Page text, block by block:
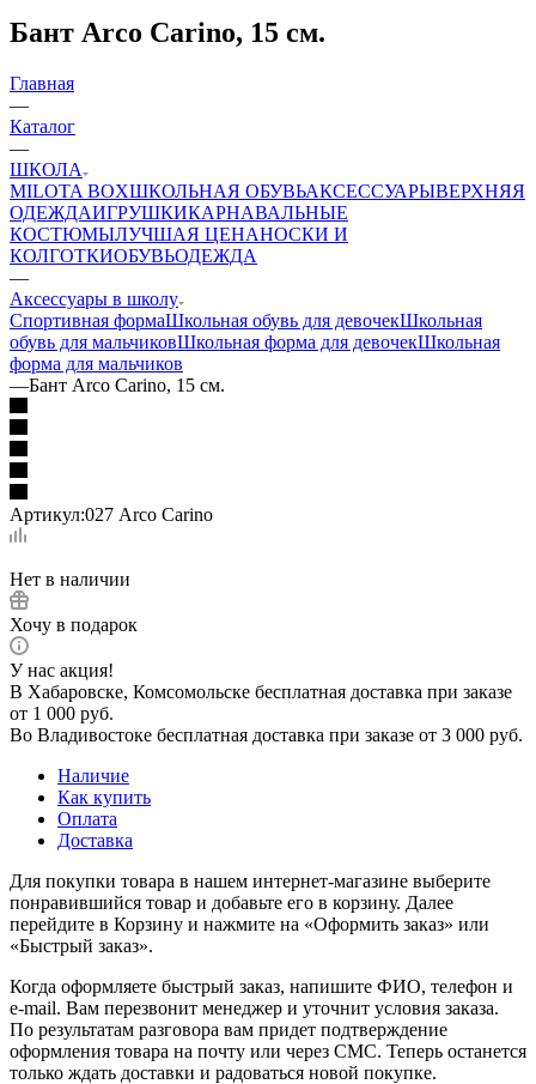
Бант Arco Carino, 15 см.
Главная
—
Каталог
—
ШКОЛА
MILOTA BOXШКОЛЬНАЯ ОБУВЬАКСЕССУАРЫВЕРХНЯЯ
ОДЕЖДАИГРУШКИКАРНАВАЛЬНЫЕ
КОСТЮМЫЛУЧШАЯ ЦЕНАНОСКИ И
КОЛГОТКИОБУВЬОДЕЖДА
—
Аксессуары в школу
Спортивная формаШкольная обувь для девочекШкольная
обувь для мальчиковШкольная форма для девочекШкольная
форма для мальчиков
—Бант Arco Carino, 15 см.
Артикул:027 Arco Carino
Нет в наличии
Хочу в подарок
У нас акция!
В Хабаровске, Комсомольске бесплатная доставка при заказе
от 1 000 руб.
Во Владивостоке бесплатная доставка при заказе от 3 000 руб.
Наличие
Как купить
Оплата
Доставка
Для покупки товара в нашем интернет-магазине выберите
понравившийся товар и добавьте его в корзину. Далее
перейдите в Корзину и нажмите на «Оформить заказ» или
«Быстрый заказ».
Когда оформляете быстрый заказ, напишите ФИО, телефон и
e-mail. Вам перезвонит менеджер и уточнит условия заказа.
По результатам разговора вам придет подтверждение
оформления товара на почту или через СМС. Теперь останется
только ждать доставки и радоваться новой покупке.